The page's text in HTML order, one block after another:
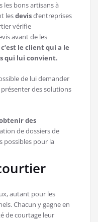
les bons artisans à
lesdevisd’entreprises
vérifie
avant de les
le client qui a le
qui lui convient.
de lui demander
des solutions
des
de dossiers de
possibles pour la
autant pour les
Chacun y gagne en
de courtage leur